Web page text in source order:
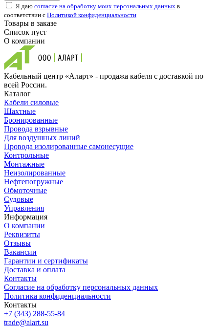
Я даю согласие на обработку моих персональных данных в
соответствии с Политикой конфиденциальности
Товары в заказе
Список пуст
О компании
Кабельный центр «Аларт» - продажа кабеля с доставкой по
всей России.
Каталог
Кабели силовые
Шахтные
Бронированные
Провода взрывные
Для воздушных линий
Провода изолированные самонесущие
Контрольные
Монтажные
Неизолированные
Нефтепогружные
Обмоточные
Судовые
Управления
Информация
О компании
Реквизиты
Отзывы
Вакансии
Гарантии и сертификаты
Доставка и оплата
Контакты
Согласие на обработку персональных данных
Политика конфиденциальности
Контакты
+7 (343) 288-55-84
trade@alart.su